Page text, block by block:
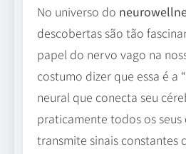
No universo do
descobertas são tão
papel do nervo vago na
costumo dizer que essa é a
neural que conecta seu
praticamente todos os seus
transmite sinais constantes